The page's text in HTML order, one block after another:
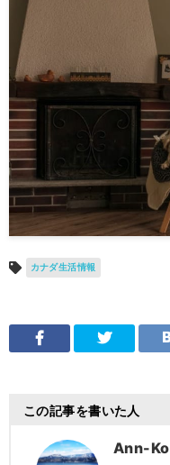
カナダ生活情報
この記事を書いた人
Ann-Ko